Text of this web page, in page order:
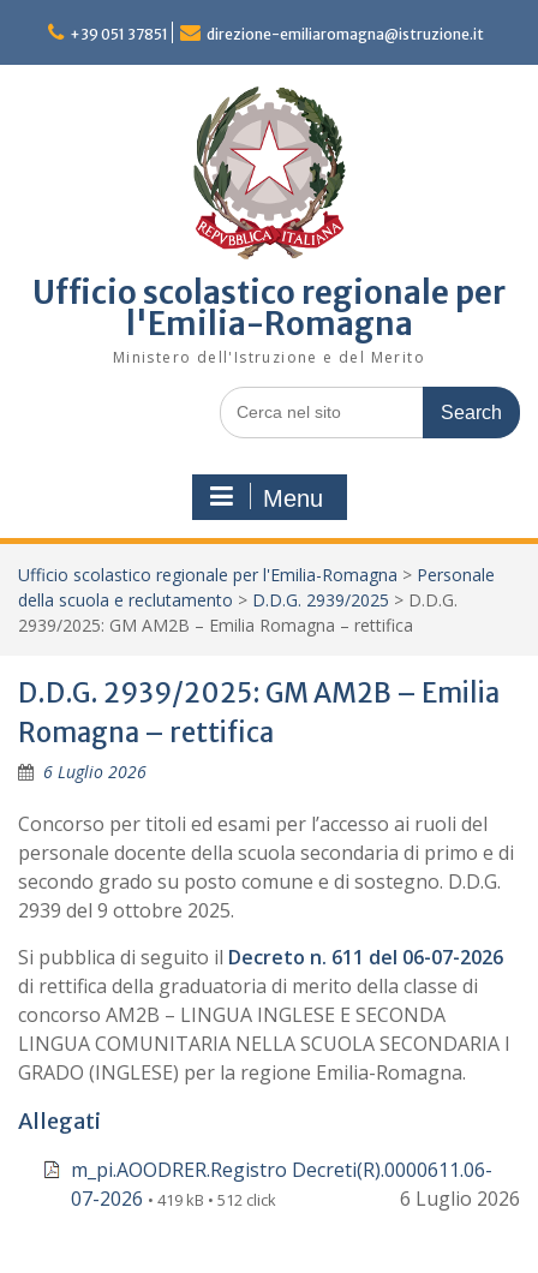
content
+39 051 37851 direzione-emiliaromagna@istruzione.it
Ufficio scolastico regionale per
l'Emilia-Romagna
Ministero dell'Istruzione e del Merito
Search
for:
Menu
Ufficio scolastico regionale per l'Emilia-Romagna > Personale
della scuola e reclutamento > D.D.G. 2939/2025 > D.D.G.
2939/2025: GM AM2B – Emilia Romagna – rettifica
D.D.G. 2939/2025: GM AM2B – Emilia
Romagna – rettifica
6 Luglio 2026
Concorso per titoli ed esami per l’accesso ai ruoli del
personale docente della scuola secondaria di primo e di
secondo grado su posto comune e di sostegno. D.D.G.
2939 del 9 ottobre 2025.
Si pubblica di seguito il Decreto n. 611 del 06-07-2026
di rettifica della graduatoria di merito della classe di
concorso AM2B – LINGUA INGLESE E SECONDA
LINGUA COMUNITARIA NELLA SCUOLA SECONDARIA I
GRADO (INGLESE) per la regione Emilia-Romagna.
Allegati
m_pi.AOODRER.Registro Decreti(R).0000611.06-
07-2026 • 419 kB • 512 click 6 Luglio 2026